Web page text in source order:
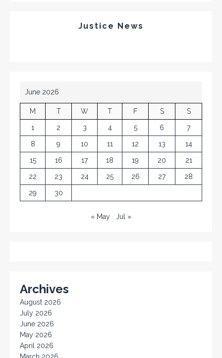
Justice News
June 2026
M T W T F S S
1 2 3 4 5 6 7
8 9 10 11 12 13 14
15 16 17 18 19 20 21
22 23 24 25 26 27 28
29 30
« May Jul »
Archives
August 2026
July 2026
June 2026
May 2026
April 2026